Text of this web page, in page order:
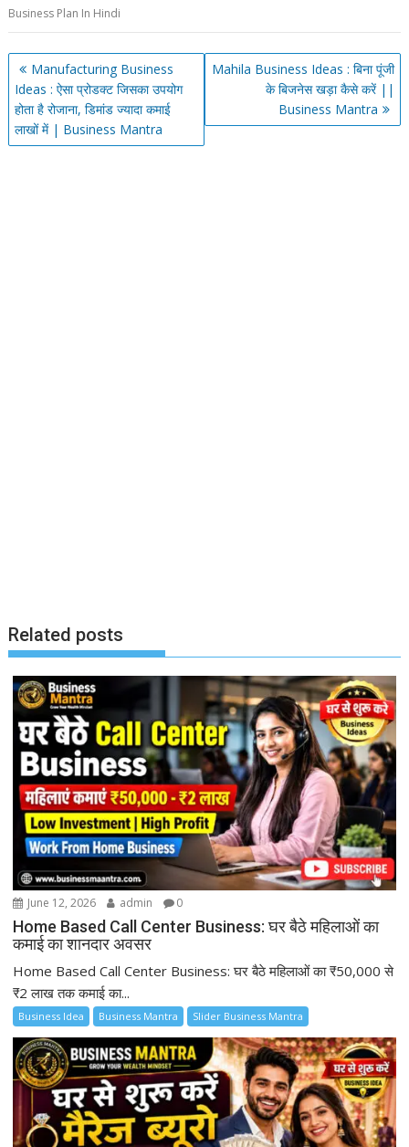
Business Plan In Hindi
Post
navigation
Manufacturing Business
Ideas : ऐसा प्रोडक्ट जिसका उपयोग
होता है रोजाना, डिमांड ज्यादा कमाई
लाखों में | Business Mantra
Mahila Business Ideas : बिना पूंजी
के बिजनेस खड़ा कैसे करें ||
Business Mantra
Related posts
June 12, 2026 admin 0
Home Based Call Center Business: घर बैठे महिलाओं का
कमाई का शानदार अवसर
Home Based Call Center Business: घर बैठे महिलाओं का ₹50,000 से
₹2 लाख तक कमाई का...
Business Idea Business Mantra Slider Business Mantra